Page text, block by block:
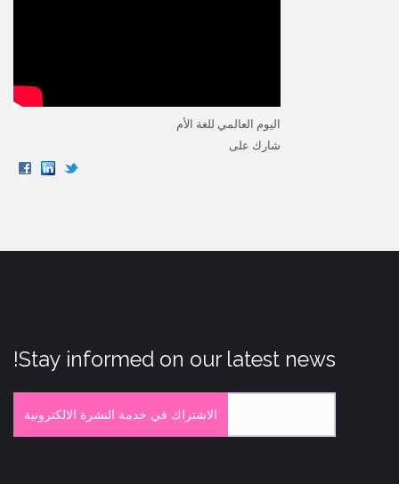
اليوم العالمي للغة الأم
شارك على
Stay informed on our latest news!
الاشتراك في خدمة النشرة الالكترونية